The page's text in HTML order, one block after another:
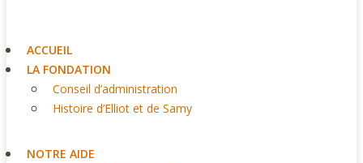
ACCUEIL
LA FONDATION
Conseil d’administration
Histoire d’Elliot et de Samy
NOTRE AIDE